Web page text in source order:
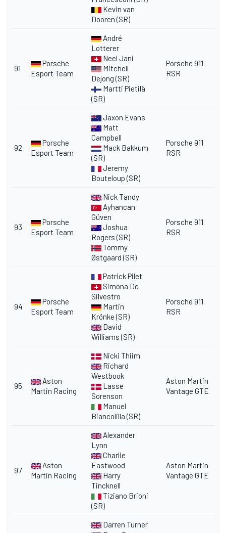
Kevin van
Dooren (SR)
91
Porsche
Esport Team
André
Lotterer
Neel Jani
Mitchell
Dejong (SR)
Martti Pietilä
(SR)
Porsche 911
RSR
92
Porsche
Esport Team
Jaxon Evans
Matt
Campbell
Mack Bakkum
(SR)
Jeremy
Bouteloup (SR)
Porsche 911
RSR
93
Porsche
Esport Team
Nick Tandy
Ayhancan
Güven
Joshua
Rogers (SR)
Tommy
Østgaard (SR)
Porsche 911
RSR
94
Porsche
Esport Team
Patrick Pilet
Simona De
Silvestro
Martin
Krönke (SR)
David
Williams (SR)
Porsche 911
RSR
95
Aston
Martin Racing
Nicki Thiim
Richard
Westbook
Lasse
Sorenson
Manuel
Biancolilla (SR)
Aston Martin
Vantage GTE
97
Aston
Martin Racing
Alexander
Lynn
Charlie
Eastwood
Harry
Tincknell
Tiziano Brioni
(SR)
Aston Martin
Vantage GTE
Darren Turner